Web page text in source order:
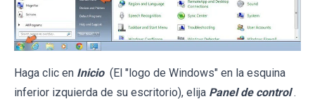
Haga clic en Inicio (El "logo de Windows" en la esquina
inferior izquierda de su escritorio), elija Panel de control .